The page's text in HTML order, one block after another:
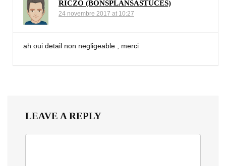
RICZO (BONSPLANSASTUCES)
24 novembre 2017 at 10:27
ah oui detail non negligeable , merci
LEAVE A REPLY